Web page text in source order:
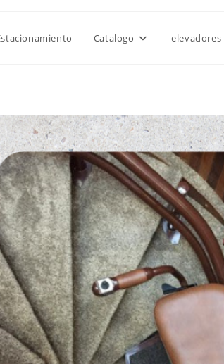
Catalogo elevadores